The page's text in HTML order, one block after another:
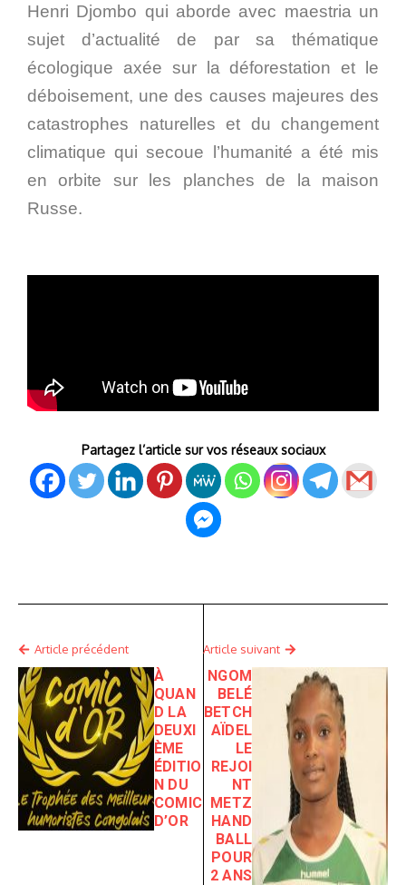
Henri Djombo qui aborde avec maestria un
sujet d’actualité de par sa thématique
écologique axée sur la déforestation et le
déboisement, une des causes majeures des
catastrophes naturelles et du changement
climatique qui secoue l’humanité a été mis
en orbite sur les planches de la maison
Russe.
Partagez l’article sur vos réseaux sociaux
Article précédent
À
QUAN
D LA
DEUXI
ÈME
ÉDITIO
N DU
COMIC
D’OR
Article suivant
NGOM
BELÉ
BETCH
AÏDEL
LE
REJOI
NT
METZ
HAND
BALL
POUR
2 ANS